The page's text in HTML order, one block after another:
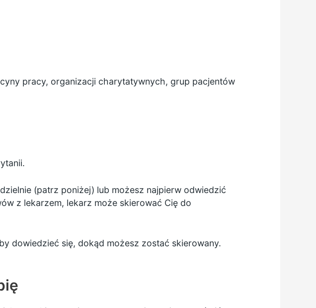
pracy, organizacji charytatywnych, grup pacjentów
(patrz poniżej) lub możesz najpierw odwiedzić
z lekarzem, lekarz może skierować Cię do
dowiedzieć się, dokąd możesz zostać skierowany.